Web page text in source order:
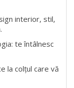
interior, stil,
te întâlnesc
la colțul care vă